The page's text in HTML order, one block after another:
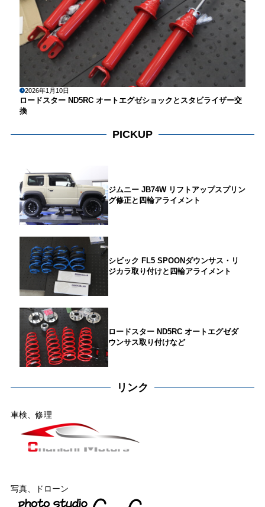
2026年1月10日
ロードスター ND5RC オートエグゼショックとスタビライザー交
換
PICKUP
ジムニー JB74W リフトアップスプリン
グ修正と四輪アライメント
シビック FL5 SPOONダウンサス・リ
ジカラ取り付けと四輪アライメント
ロードスター ND5RC オートエグゼダ
ウンサス取り付けなど
リンク
車検、修理
写真、ドローン